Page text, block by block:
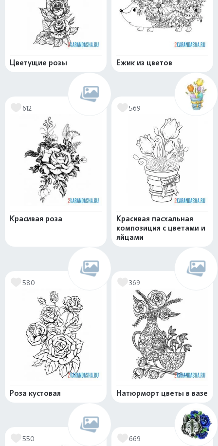
Цветущие розы Ежик из цветов
612
Красивая роза
569
Красивая пасхальная
композиция с цветами и
яйцами
580
Роза кустовая
369
Натюрморт цветы в вазе
550 669